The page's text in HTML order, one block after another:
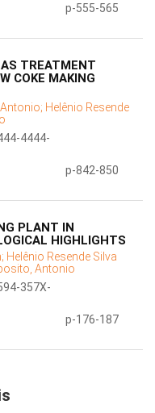
p-555-565
TREATMENT
COKE MAKING
Helênio Resende
4444-
p-842-850
PLANT IN
HIGHLIGHTS
Helênio Resende Silva
Antonio
357X-
p-176-187